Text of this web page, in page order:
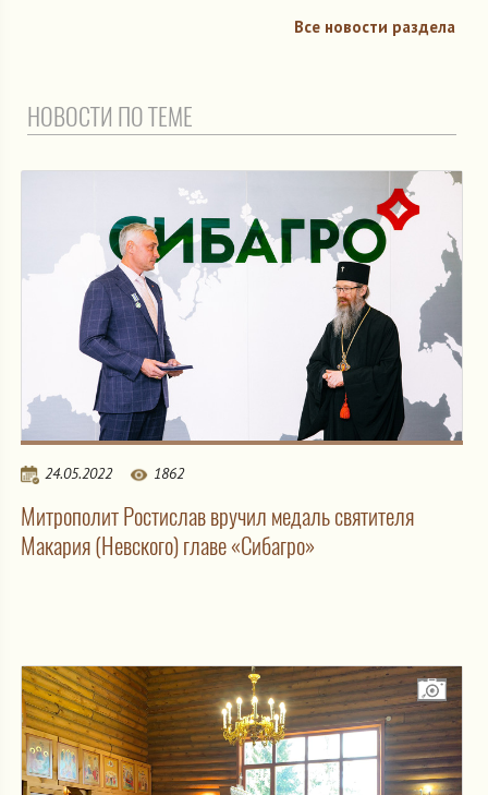
Все новости раздела
НОВОСТИ ПО ТЕМЕ
24.05.2022 1862
Митрополит Ростислав вручил медаль святителя
Макария (Невского) главе «Сибагро»